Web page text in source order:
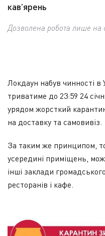
кав’ярень
Дозволена робота лише на
Локдаун набув чинності в
триватиме до 23:59 24
урядом жорсткий
на доставку та самовивіз.
За таким же принципом,
усередині приміщень,
інші заклади
ресторанів і кафе.